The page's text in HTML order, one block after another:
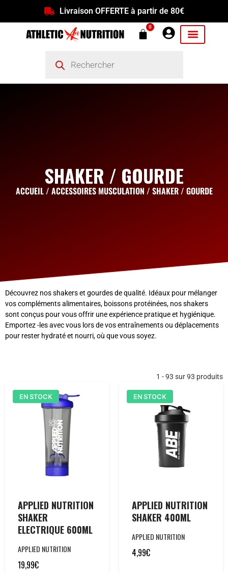
Livraison OFFERTE à partir de 80€
0
SHAKER / GOURDE
ACCUEIL/ ACCESSOIRES MUSCULATION / SHAKER / GOURDE
Découvrez nos shakers et gourdes de qualité. Idéaux pour mélanger
vos compléments alimentaires, boissons protéinées, nos shakers
sont conçus pour vous offrir une expérience pratique et hygiénique.
Emportez -les avec vous lors de vos entraînements ou déplacements
pour rester hydraté et nourri, où que vous soyez.
1 - 93 sur 93 produits
EN STOCK
APPLIED NUTRITION
SHAKER
ELECTRIQUE 600ML
APPLIED NUTRITION
19,99€
EN STOCK
APPLIED NUTRITION
SHAKER 400ML
APPLIED NUTRITION
4,99€